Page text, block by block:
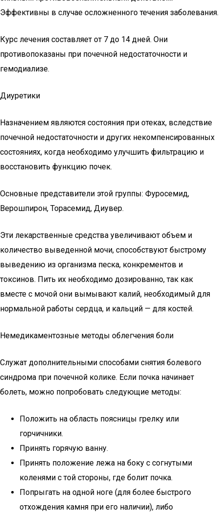
Эффективны в случае осложненного течения заболевания.
Курс лечения составляет от 7 до 14 дней. Они
противопоказаны при почечной недостаточности и
гемодиализе.
Диуретики
Назначением являются состояния при отеках, вследствие
почечной недостаточности и других некомпенсированных
состояниях, когда необходимо улучшить фильтрацию и
восстановить функцию почек.
Основные представители этой группы: Фуросемид,
Верошпирон, Торасемид, Диувер.
Эти лекарственные средства увеличивают объем и
количество выведенной мочи, способствуют быстрому
выведению из организма песка, конкрементов и
токсинов. Пить их необходимо дозированно, так как
вместе с мочой они вымывают калий, необходимый для
нормальной работы сердца, и кальций — для костей.
Немедикаментозные методы облегчения боли
Служат дополнительными способами снятия болевого
синдрома при почечной колике. Если почка начинает
болеть, можно попробовать следующие методы:
Положить на область поясницы грелку или
горчичники.
Принять горячую ванну.
Принять положение лежа на боку с согнутыми
коленями с той стороны, где болит почка.
Попрыгать на одной ноге (для более быстрого
отхождения камня при его наличии), либо